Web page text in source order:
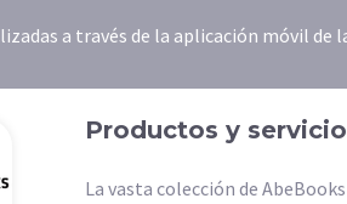
a través de la aplicación móvil de
Productos y
La vasta colección de